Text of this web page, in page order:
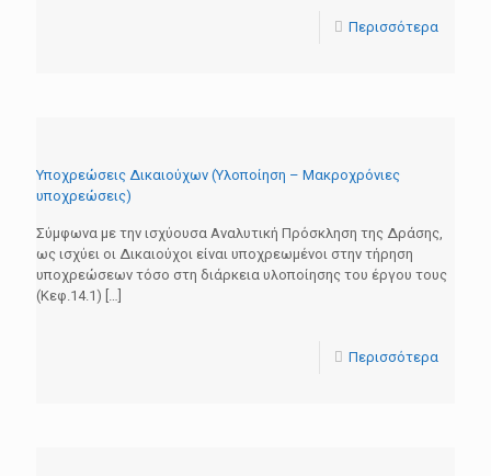
Περισσότερα
Υποχρεώσεις Δικαιούχων (Υλοποίηση – Μακροχρόνιες
υποχρεώσεις)
Σύμφωνα με την ισχύουσα Αναλυτική Πρόσκληση της Δράσης,
ως ισχύει οι Δικαιούχοι είναι υποχρεωμένοι στην τήρηση
υποχρεώσεων τόσο στη διάρκεια υλοποίησης του έργου τους
(Κεφ.14.1) […]
Περισσότερα